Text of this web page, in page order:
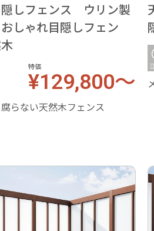
しフェンス ウリン製
しゃれ目隠しフェン
特価
¥129,800～
らない天然木フェンス